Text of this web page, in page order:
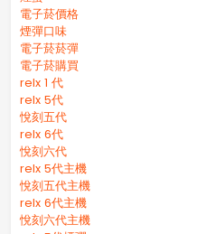
電子菸價格
煙彈口味
電子菸菸彈
電子菸購買
relx 1 代
relx 5代
悅刻五代
relx 6代
悅刻六代
relx 5代主機
悅刻五代主機
relx 6代主機
悅刻六代主機